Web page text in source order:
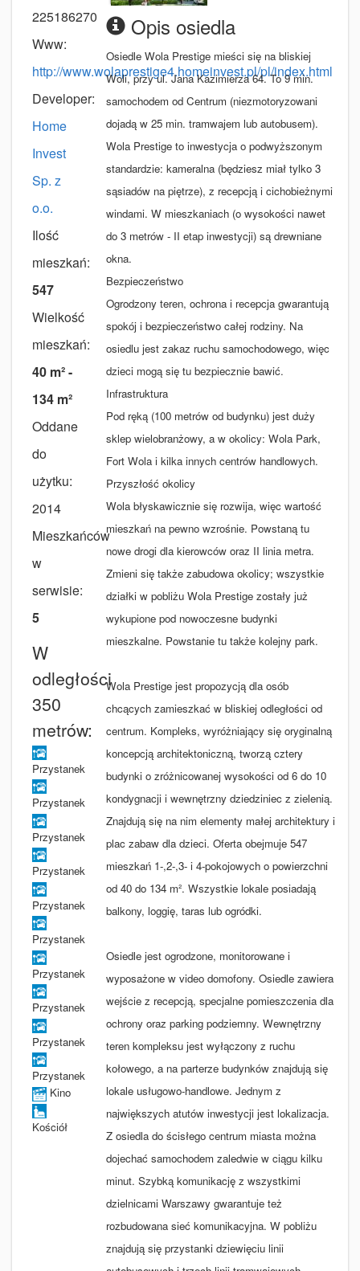
225186270
Www:
http://www.wolaprestige4.homeinvest.pl/pl/index.html
Developer:
Home
Invest
Sp. z
o.o.
Ilość
mieszkań:
547
Wielkość
mieszkań:
40 m² -
134 m²
Oddane
do
użytku:
2014
Mieszkańców
w
serwisie:
5
W
odległości
350
metrów:
Przystanek
Przystanek
Przystanek
Przystanek
Przystanek
Przystanek
Przystanek
Przystanek
Przystanek
Przystanek
Kino
Kościół
Opis osiedla
Osiedle Wola Prestige mieści się na bliskiej
Woli, przy ul. Jana Kazimierza 64. To 9 min.
samochodem od Centrum (niezmotoryzowani
dojadą w 25 min. tramwajem lub autobusem).
Wola Prestige to inwestycja o podwyższonym
standardzie: kameralna (będziesz miał tylko 3
sąsiadów na piętrze), z recepcją i cichobieżnymi
windami. W mieszkaniach (o wysokości nawet
do 3 metrów - II etap inwestycji) są drewniane
okna.
Bezpieczeństwo
Ogrodzony teren, ochrona i recepcja gwarantują
spokój i bezpieczeństwo całej rodziny. Na
osiedlu jest zakaz ruchu samochodowego, więc
dzieci mogą się tu bezpiecznie bawić.
Infrastruktura
Pod ręką (100 metrów od budynku) jest duży
sklep wielobranżowy, a w okolicy: Wola Park,
Fort Wola i kilka innych centrów handlowych.
Przyszłość okolicy
Wola błyskawicznie się rozwija, więc wartość
mieszkań na pewno wzrośnie. Powstaną tu
nowe drogi dla kierowców oraz II linia metra.
Zmieni się także zabudowa okolicy; wszystkie
działki w pobliżu Wola Prestige zostały już
wykupione pod nowoczesne budynki
mieszkalne. Powstanie tu także kolejny park.
Wola Prestige jest propozycją dla osób
chcących zamieszkać w bliskiej odległości od
centrum. Kompleks, wyróżniający się oryginalną
koncepcją architektoniczną, tworzą cztery
budynki o zróżnicowanej wysokości od 6 do 10
kondygnacji i wewnętrzny dziedziniec z zielenią.
Znajdują się na nim elementy małej architektury i
plac zabaw dla dzieci. Oferta obejmuje 547
mieszkań 1-,2-,3- i 4-pokojowych o powierzchni
od 40 do 134 m². Wszystkie lokale posiadają
balkony, loggię, taras lub ogródki.
Osiedle jest ogrodzone, monitorowane i
wyposażone w video domofony. Osiedle zawiera
wejście z recepcją, specjalne pomieszczenia dla
ochrony oraz parking podziemny. Wewnętrzny
teren kompleksu jest wyłączony z ruchu
kołowego, a na parterze budynków znajdują się
lokale usługowo-handlowe. Jednym z
największych atutów inwestycji jest lokalizacja.
Z osiedla do ścisłego centrum miasta można
dojechać samochodem zaledwie w ciągu kilku
minut. Szybką komunikację z wszystkimi
dzielnicami Warszawy gwarantuje też
rozbudowana sieć komunikacyjna. W pobliżu
znajdują się przystanki dziewięciu linii